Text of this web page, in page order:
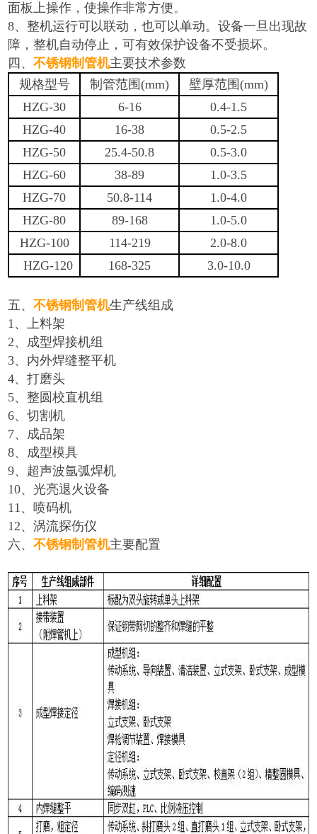
面板上操作，使操作非常方便。
8、整机运行可以联动，也可以单动。设备一旦出现故
障，整机自动停止，可有效保护设备不受损坏。
四、不锈钢制管机主要技术参数
规格型号
制管范围(mm)
壁厚范围(mm)
HZG-30
6-16
0.4-1.5
HZG-40
16-38
0.5-2.5
HZG-50
25.4-50.8
0.5-3.0
HZG-60
38-89
1.0-3.5
HZG-70
50.8-114
1.0-4.0
HZG-80
89-168
1.0-5.0
HZG-100
114-219
2.0-8.0
HZG-120
168-325 3.0-10.0
五、不锈钢制管机生产线组成
1、上料架
2、成型焊接机组
3、内外焊缝整平机
4、打磨头
5、整圆校直机组
6、切割机
7、成品架
8、成型模具
9、超声波氩弧焊机
10、光亮退火设备
11、喷码机
12、涡流探伤仪
六、不锈钢制管机主要配置